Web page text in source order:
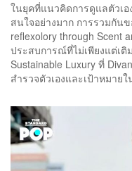
ในยุคที่แนวคิดการดูแลตัวเอ
สนใจอย่างมาก การรวมกันข
reflexolory through Scent
ประสบการณ์ที่ไม่เพียงแต่เติ
Sustainable Luxury ที่
สำรวจตัวเองและเป้าหมาย